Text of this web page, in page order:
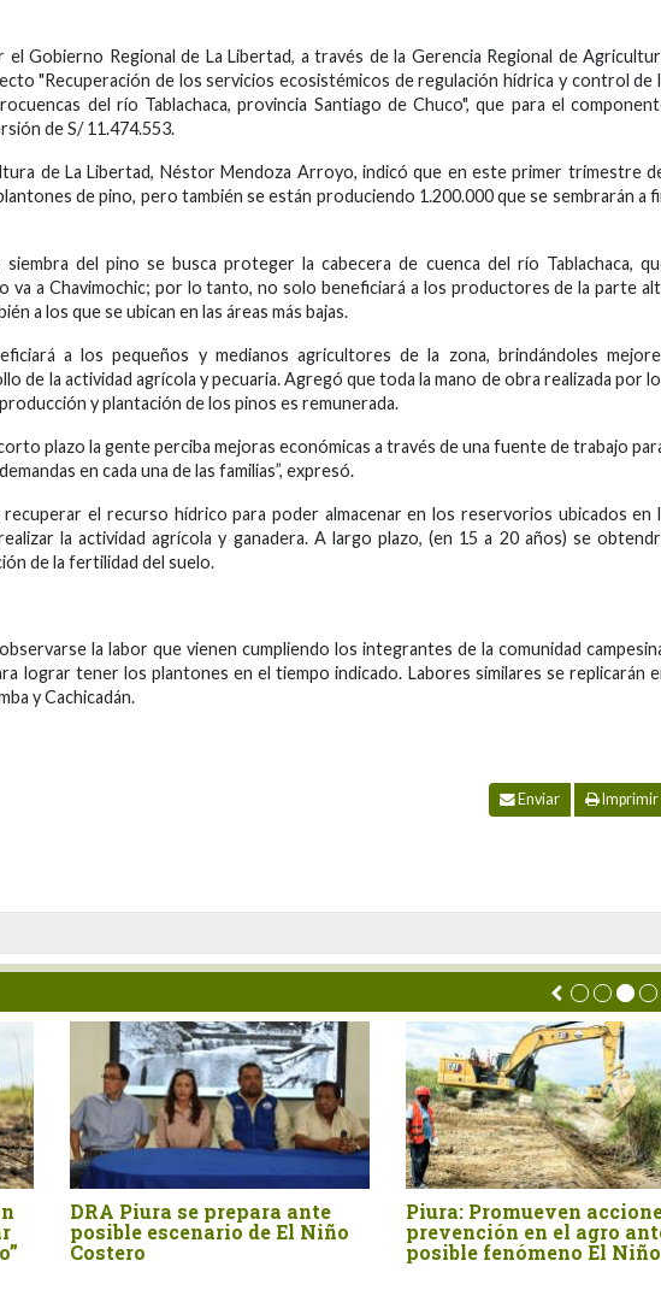
el Gobierno Regional de La Libertad, a través de la Gerencia Regional de
"Recuperación de los servicios ecosistémicos de regulación hídrica y control de
del río Tablachaca, provincia Santiago de Chuco", que para el
de S/ 11.474.553.
de La Libertad, Néstor Mendoza Arroyo, indicó que en este primer trimestre
de pino, pero también se están produciendo 1.200.000 que se sembrarán a
del pino se busca proteger la cabecera de cuenca del río Tablachaca,
va a Chavimochic; por lo tanto, no solo beneficiará a los productores de la parte
a los que se ubican en las áreas más bajas.
a los pequeños y medianos agricultores de la zona, brindándoles
de la actividad agrícola y pecuaria. Agregó que toda la mano de obra realizada por
y plantación de los pinos es remunerada.
plazo la gente perciba mejoras económicas a través de una fuente de trabajo
en cada una de las familias”, expresó.
recuperar el recurso hídrico para poder almacenar en los reservorios ubicados en
la actividad agrícola y ganadera. A largo plazo, (en 15 a 20 años) se
de la fertilidad del suelo.
la labor que vienen cumpliendo los integrantes de la comunidad
lograr tener los plantones en el tiempo indicado. Labores similares se replicarán
y Cachicadán.
Enviar Imprimir
Piura: Promueven acciones de
prevención en el agro ante
posible fenómeno El Niño
ENFEN mantiene alerta de
Niño Costero hasta verano
2027